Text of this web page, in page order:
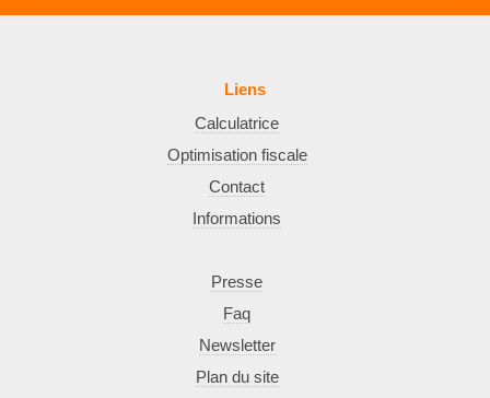
Liens
Calculatrice
Optimisation fiscale
Contact
Informations
Presse
Faq
Newsletter
Plan du site